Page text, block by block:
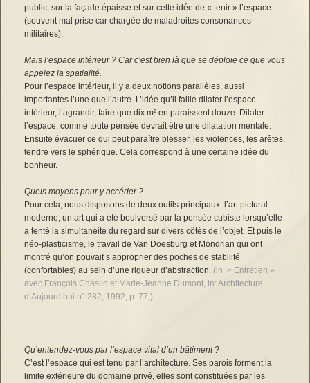
public, sur la façade épaisse et sur cette idée de « tenir » l’espace
(souvent mal prise car chargée de maladroites consonances
militaires).
Mais l’espace intérieur ? Car c’est bien là que se déploie ce que vous
appelez la spatialité.
Pour l’espace intérieur, il y a deux notions parallèles, aussi
importantes l’une que l’autre. L’idée qu’il faille dilater l’espace
intérieur, l’agrandir, faire que dix m² en paraissent douze. Dilater
l’espace, comme toute pensée devrait être une dilatation mentale.
Ensuite évacuer ce qui peut paraître blesser, les violences, les arêtes,
tendre vers le sphérique. Cela correspond à une certaine idée du
bonheur.
Quels moyens pour y accéder ?
Pour cela, nous disposons de deux outils principaux: l’art pictural
moderne, un art qui a été boulversé par la pensée cubiste lorsqu’elle
a tenté la simultanéité du regard sur divers côtés de l’objet. Et puis le
néo-plasticisme, le travail de Van Doesburg et Mondrian qui ont
montré qu’on pouvait s’approprier des poches de stabilité
(confortables) au sein d’une rigueur d’abstraction. (in: « Entretien »
avec François Chaslin et Marie-Jeanne Dumont, in: Architecture
d’Aujourd’hui n° 282, 1992, p. 77.)
Qu’entendez-vous par l’espace vital d’un bâtiment ?
C’est l’espace qui est tenu par l’architecture. Ses parois forment la
limite extérieure du domaine privé, elles sont constituées par les